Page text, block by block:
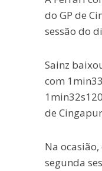
do GP de
sessão do
Sainz
com
de
Na
segunda